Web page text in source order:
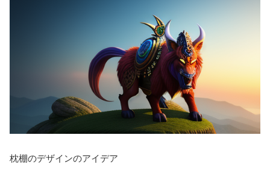
枕棚のデザインのアイデア